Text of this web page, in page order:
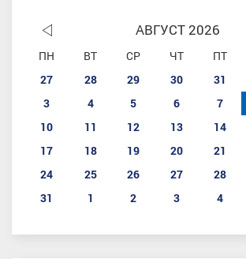
АВГУСТ 2026
ПН ВТ СР ЧТ ПТ
27
28 29 30 31
3
4 5 6 7
10
11 12 13 14
17
18 19 20 21
24
25 26 27 28
31
1 2 3 4